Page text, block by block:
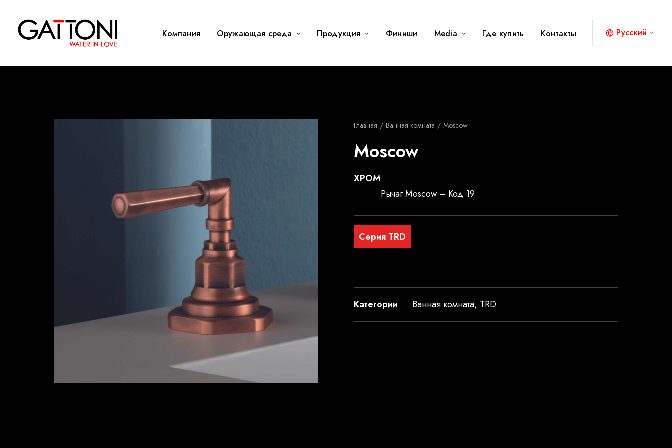
Компания Oружающая среда Продукция Финиши Media Где купить Контакты Русский
Главная Ванная комната Moscow
Moscow
ХРОМ
Рычаг Moscow – Код 19
Серия TRD
Категории Ванная комната, TRD